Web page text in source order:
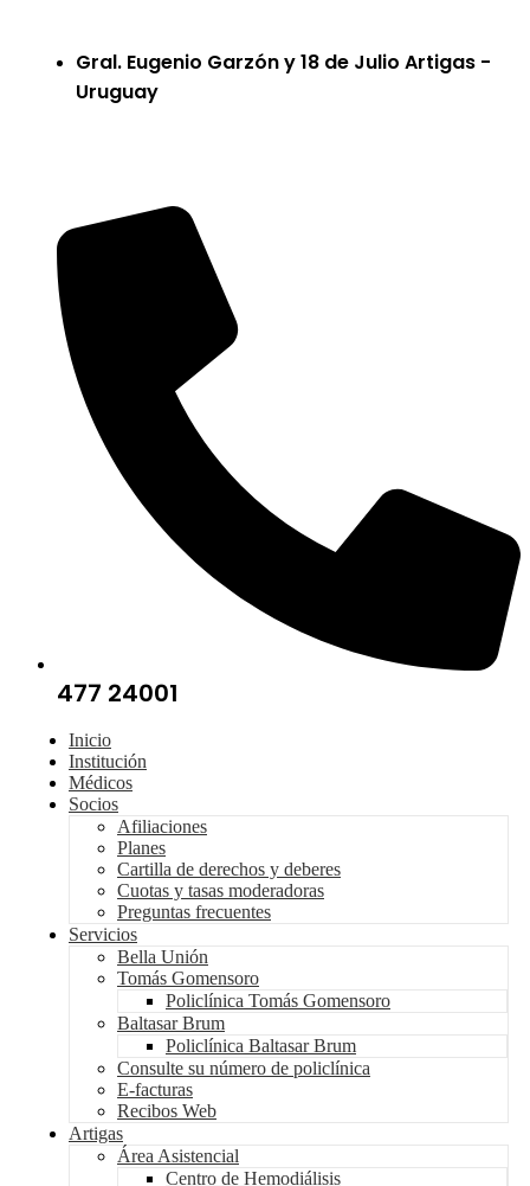
Gral. Eugenio Garzón y 18 de Julio Artigas -
Uruguay
477 24001
Inicio
Institución
Médicos
Socios
Afiliaciones
Planes
Cartilla de derechos y deberes
Cuotas y tasas moderadoras
Preguntas frecuentes
Servicios
Bella Unión
Tomás Gomensoro
Policlínica Tomás Gomensoro
Baltasar Brum
Policlínica Baltasar Brum
Consulte su número de policlínica
E-facturas
Recibos Web
Artigas
Área Asistencial
Centro de Hemodiálisis